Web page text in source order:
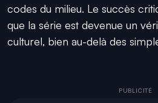
codes du milieu. Le succès
que la série est devenue un
culturel, bien au-delà des